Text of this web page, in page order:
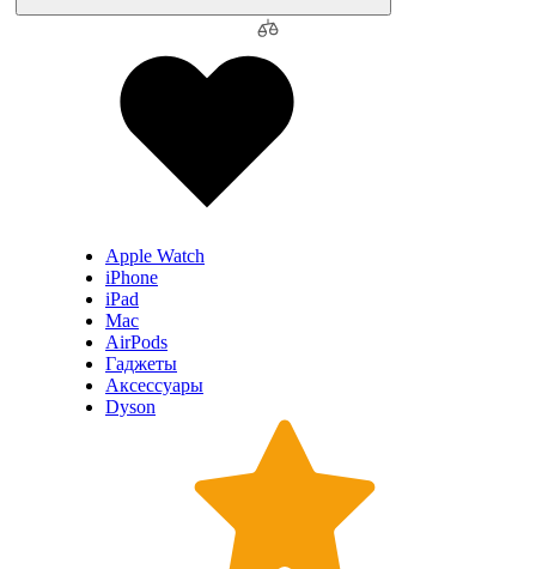
Apple Watch
iPhone
iPad
Mac
AirPods
Гаджеты
Аксессуары
Dyson